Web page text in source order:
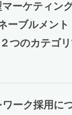
ーケティン
ーブルメント
つのカテゴ
ーク採用に